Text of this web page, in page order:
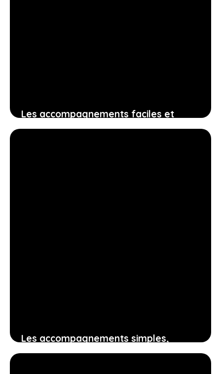
Les accompagnements faciles et
délicieux pour saucisses : comment
Les accompagnements simples,
rapides et savoureux pour sublimer